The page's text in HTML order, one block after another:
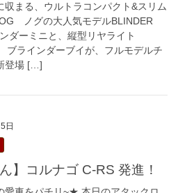
収まる、ウルトラコンパクト&スリム
ノグの大人気モデルBLINDER
ダーミニと、縦型リヤライト
ラインダーブイが、フルモデルチ
登場 […]
日
さん】コルナゴ C-RS 発進！